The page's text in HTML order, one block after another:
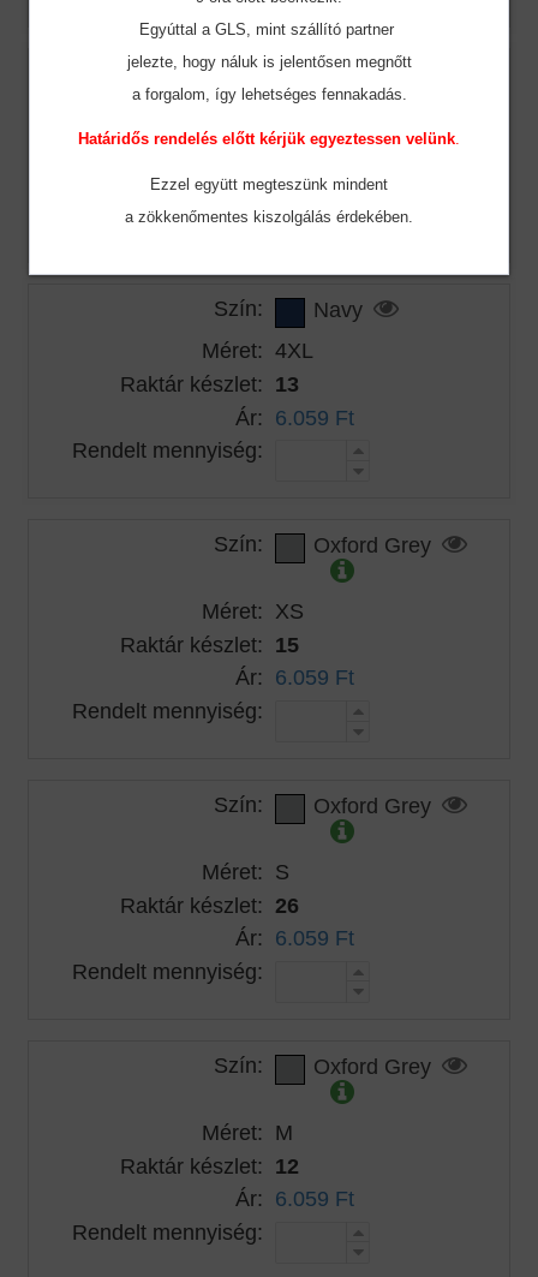
Szín:
Navy
Raktár készlet: 9
Ár: 6.059 Ft
Rendelt mennyiség:
Szín:
Navy
Méret: 4XL
Raktár készlet: 13
Ár: 6.059 Ft
Rendelt mennyiség:
Szín: Oxford Grey
Méret: XS
Raktár készlet: 15
Ár: 6.059 Ft
Rendelt mennyiség:
Szín: Oxford Grey
Méret: S
Raktár készlet: 26
Ár: 6.059 Ft
Rendelt mennyiség:
Szín: Oxford Grey
Méret: M
Raktár készlet: 12
Ár: 6.059 Ft
Rendelt mennyiség:
Egyúttal a GLS, mint szállító partner
jelezte, hogy náluk is jelentősen megnőtt
a forgalom, így lehetséges fennakadás.
Határidős rendelés előtt kérjük egyeztessen velünk.
Ezzel együtt megteszünk mindent
a zökkenőmentes kiszolgálás érdekében.